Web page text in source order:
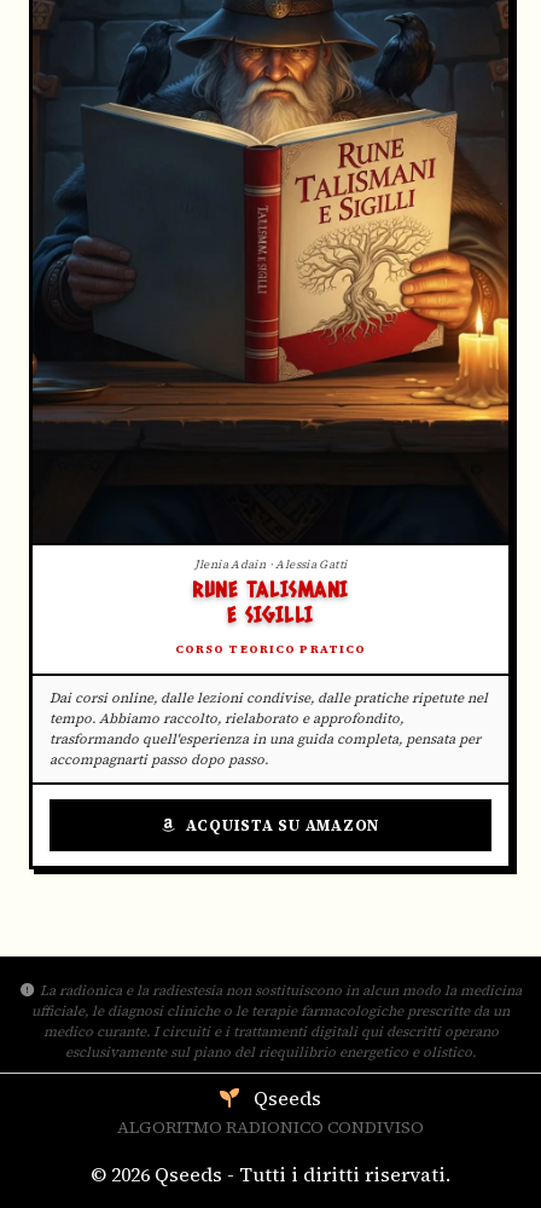
Jlenia Adain · Alessia Gatti
RUNE TALISMANI
E SIGILLI
CORSO TEORICO PRATICO
Dai corsi online, dalle lezioni condivise, dalle pratiche ripetute nel
tempo. Abbiamo raccolto, rielaborato e approfondito,
trasformando quell'esperienza in una guida completa, pensata per
accompagnarti passo dopo passo.
ACQUISTA SU AMAZON
La radionica e la radiestesia non sostituiscono in alcun modo la medicina
ufficiale, le diagnosi cliniche o le terapie farmacologiche prescritte da un
medico curante. I circuiti e i trattamenti digitali qui descritti operano
esclusivamente sul piano del riequilibrio energetico e olistico.
Qseeds
ALGORITMO RADIONICO CONDIVISO
© 2026 Qseeds - Tutti i diritti riservati.